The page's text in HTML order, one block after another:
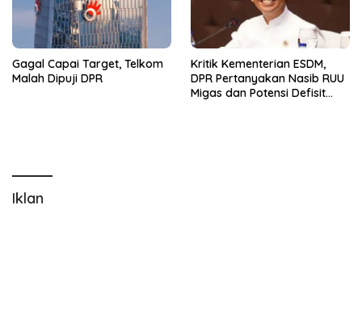
Gagal Capai Target, Telkom
Malah Dipuji DPR
Kritik Kementerian ESDM,
DPR Pertanyakan Nasib RUU
Migas dan Potensi Defisit
Iklan